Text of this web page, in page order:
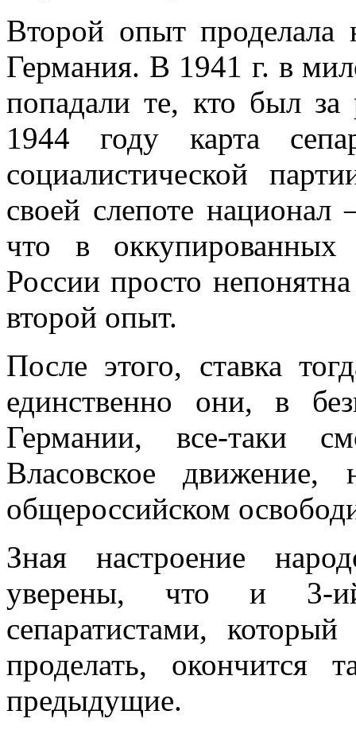
Второй опыт проделала
Германия. В 1941 г. в
попадали те, кто был за
1944 году карта
социалистичес­кой
своей слепоте
что в оккупированных
России про­сто
второй опыт.
После этого, ставка
единственно они, в
Германии, все-таки
Власовское движение,
общероссийском
Зная настроение
уверены, что и 3-
сепаратистами,
проделать,
предыдущие.